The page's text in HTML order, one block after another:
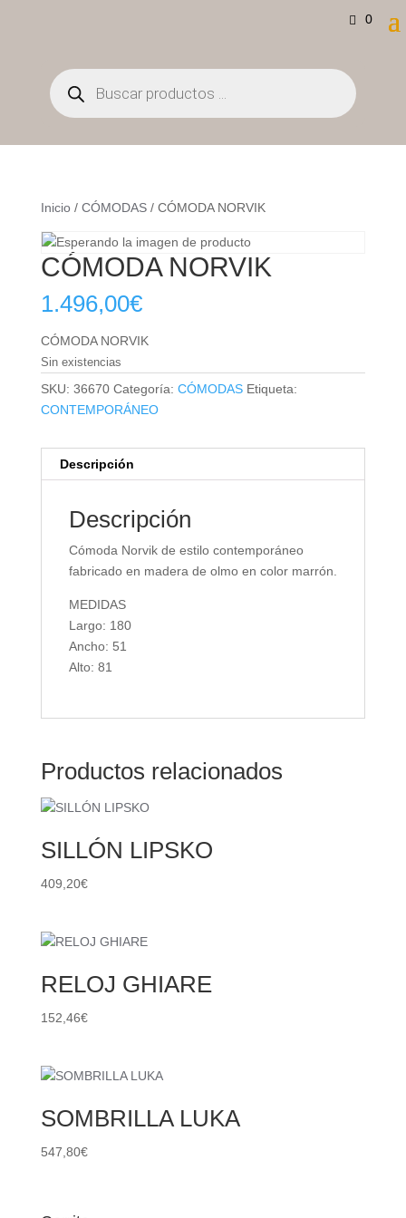
0
Búsqueda
de
productos
Inicio/ CÓMODAS/ CÓMODA NORVIK
CÓMODA NORVIK
1.496,00€
CÓMODA NORVIK
Sin existencias
SKU: 36670 Categoría: CÓMODAS Etiqueta:
CONTEMPORÁNEO
Descripción
Descripción
Cómoda Norvik de estilo contemporáneo
fabricado en madera de olmo en color marrón.
MEDIDAS
Largo: 180
Ancho: 51
Alto: 81
Productos relacionados
SILLÓN LIPSKO
409,20€
RELOJ GHIARE
152,46€
SOMBRILLA LUKA
547,80€